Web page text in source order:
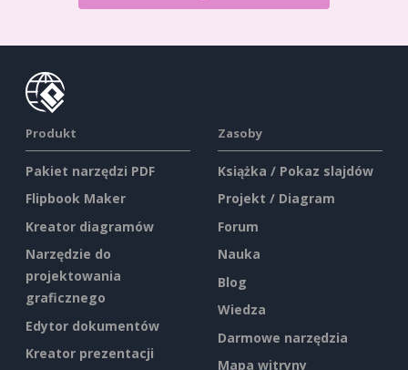
Produkt
Pakiet narzędzi PDF
Flipbook Maker
Kreator diagramów
Narzędzie do
projektowania
graficznego
Edytor dokumentów
Kreator prezentacji
Zasoby
Książka / Pokaz slajdów
Projekt / Diagram
Forum
Nauka
Blog
Wiedza
Darmowe narzędzia
Mapa witryny